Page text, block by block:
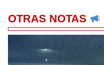
OTRAS NOTAS